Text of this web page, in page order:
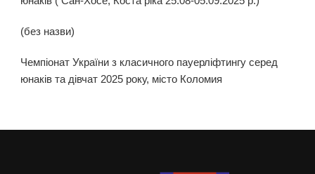
(без назви)
Чемпіонат України з класичного пауерліфтингу серед
юнаків та дівчат 2025 року, місто Коломия